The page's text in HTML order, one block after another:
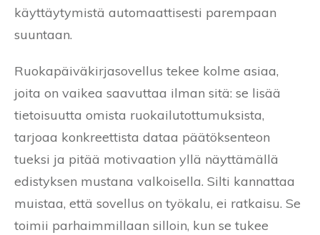
käyttäytymistä automaattisesti parempaan
suuntaan.
Ruokapäiväkirjasovellus tekee kolme asiaa,
joita on vaikea saavuttaa ilman sitä: se lisää
tietoisuutta omista ruokailutottumuksista,
tarjoaa konkreettista dataa päätöksenteon
tueksi ja pitää motivaation yllä näyttämällä
edistyksen mustana valkoisella. Silti kannattaa
muistaa, että sovellus on työkalu, ei ratkaisu. Se
toimii parhaimmillaan silloin, kun se tukee